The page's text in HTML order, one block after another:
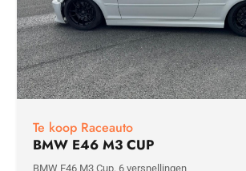
Te koop Raceauto
BMW E46 M3 CUP
BMW E46 M3 Cup. 6 versnellingen,